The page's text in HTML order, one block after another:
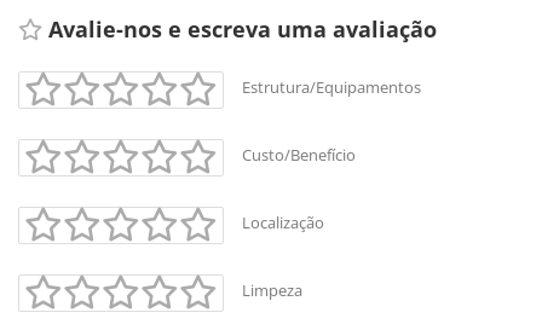
Avalie-nos e escreva uma avaliação
Estrutura/Equipamentos
Custo/Benefício
Localização
Limpeza